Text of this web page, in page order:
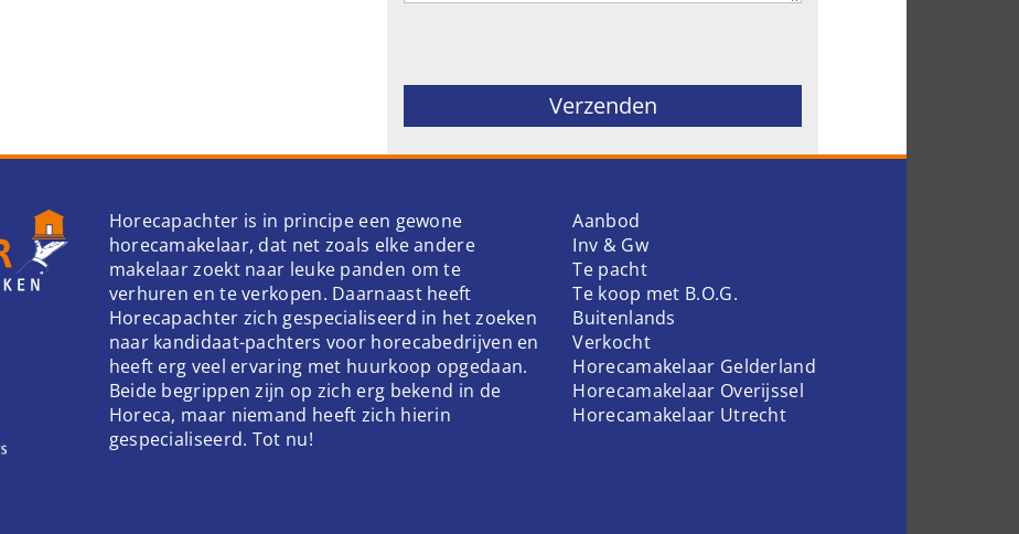
Horecapachter is in principe een gewone
horecamakelaar, dat net zoals elke andere
makelaar zoekt naar leuke panden om te
verhuren en te verkopen. Daarnaast heeft
Horecapachter zich gespecialiseerd in het zoeken
naar kandidaat-pachters voor horecabedrijven en
heeft erg veel ervaring met huurkoop opgedaan.
Beide begrippen zijn op zich erg bekend in de
Horeca, maar niemand heeft zich hierin
gespecialiseerd. Tot nu!
Aanbod
Inv & Gw
Te pacht
Te koop met B.O.G.
Buitenlands
Verkocht
Horecamakelaar Gelderland
Horecamakelaar Overijssel
Horecamakelaar Utrecht